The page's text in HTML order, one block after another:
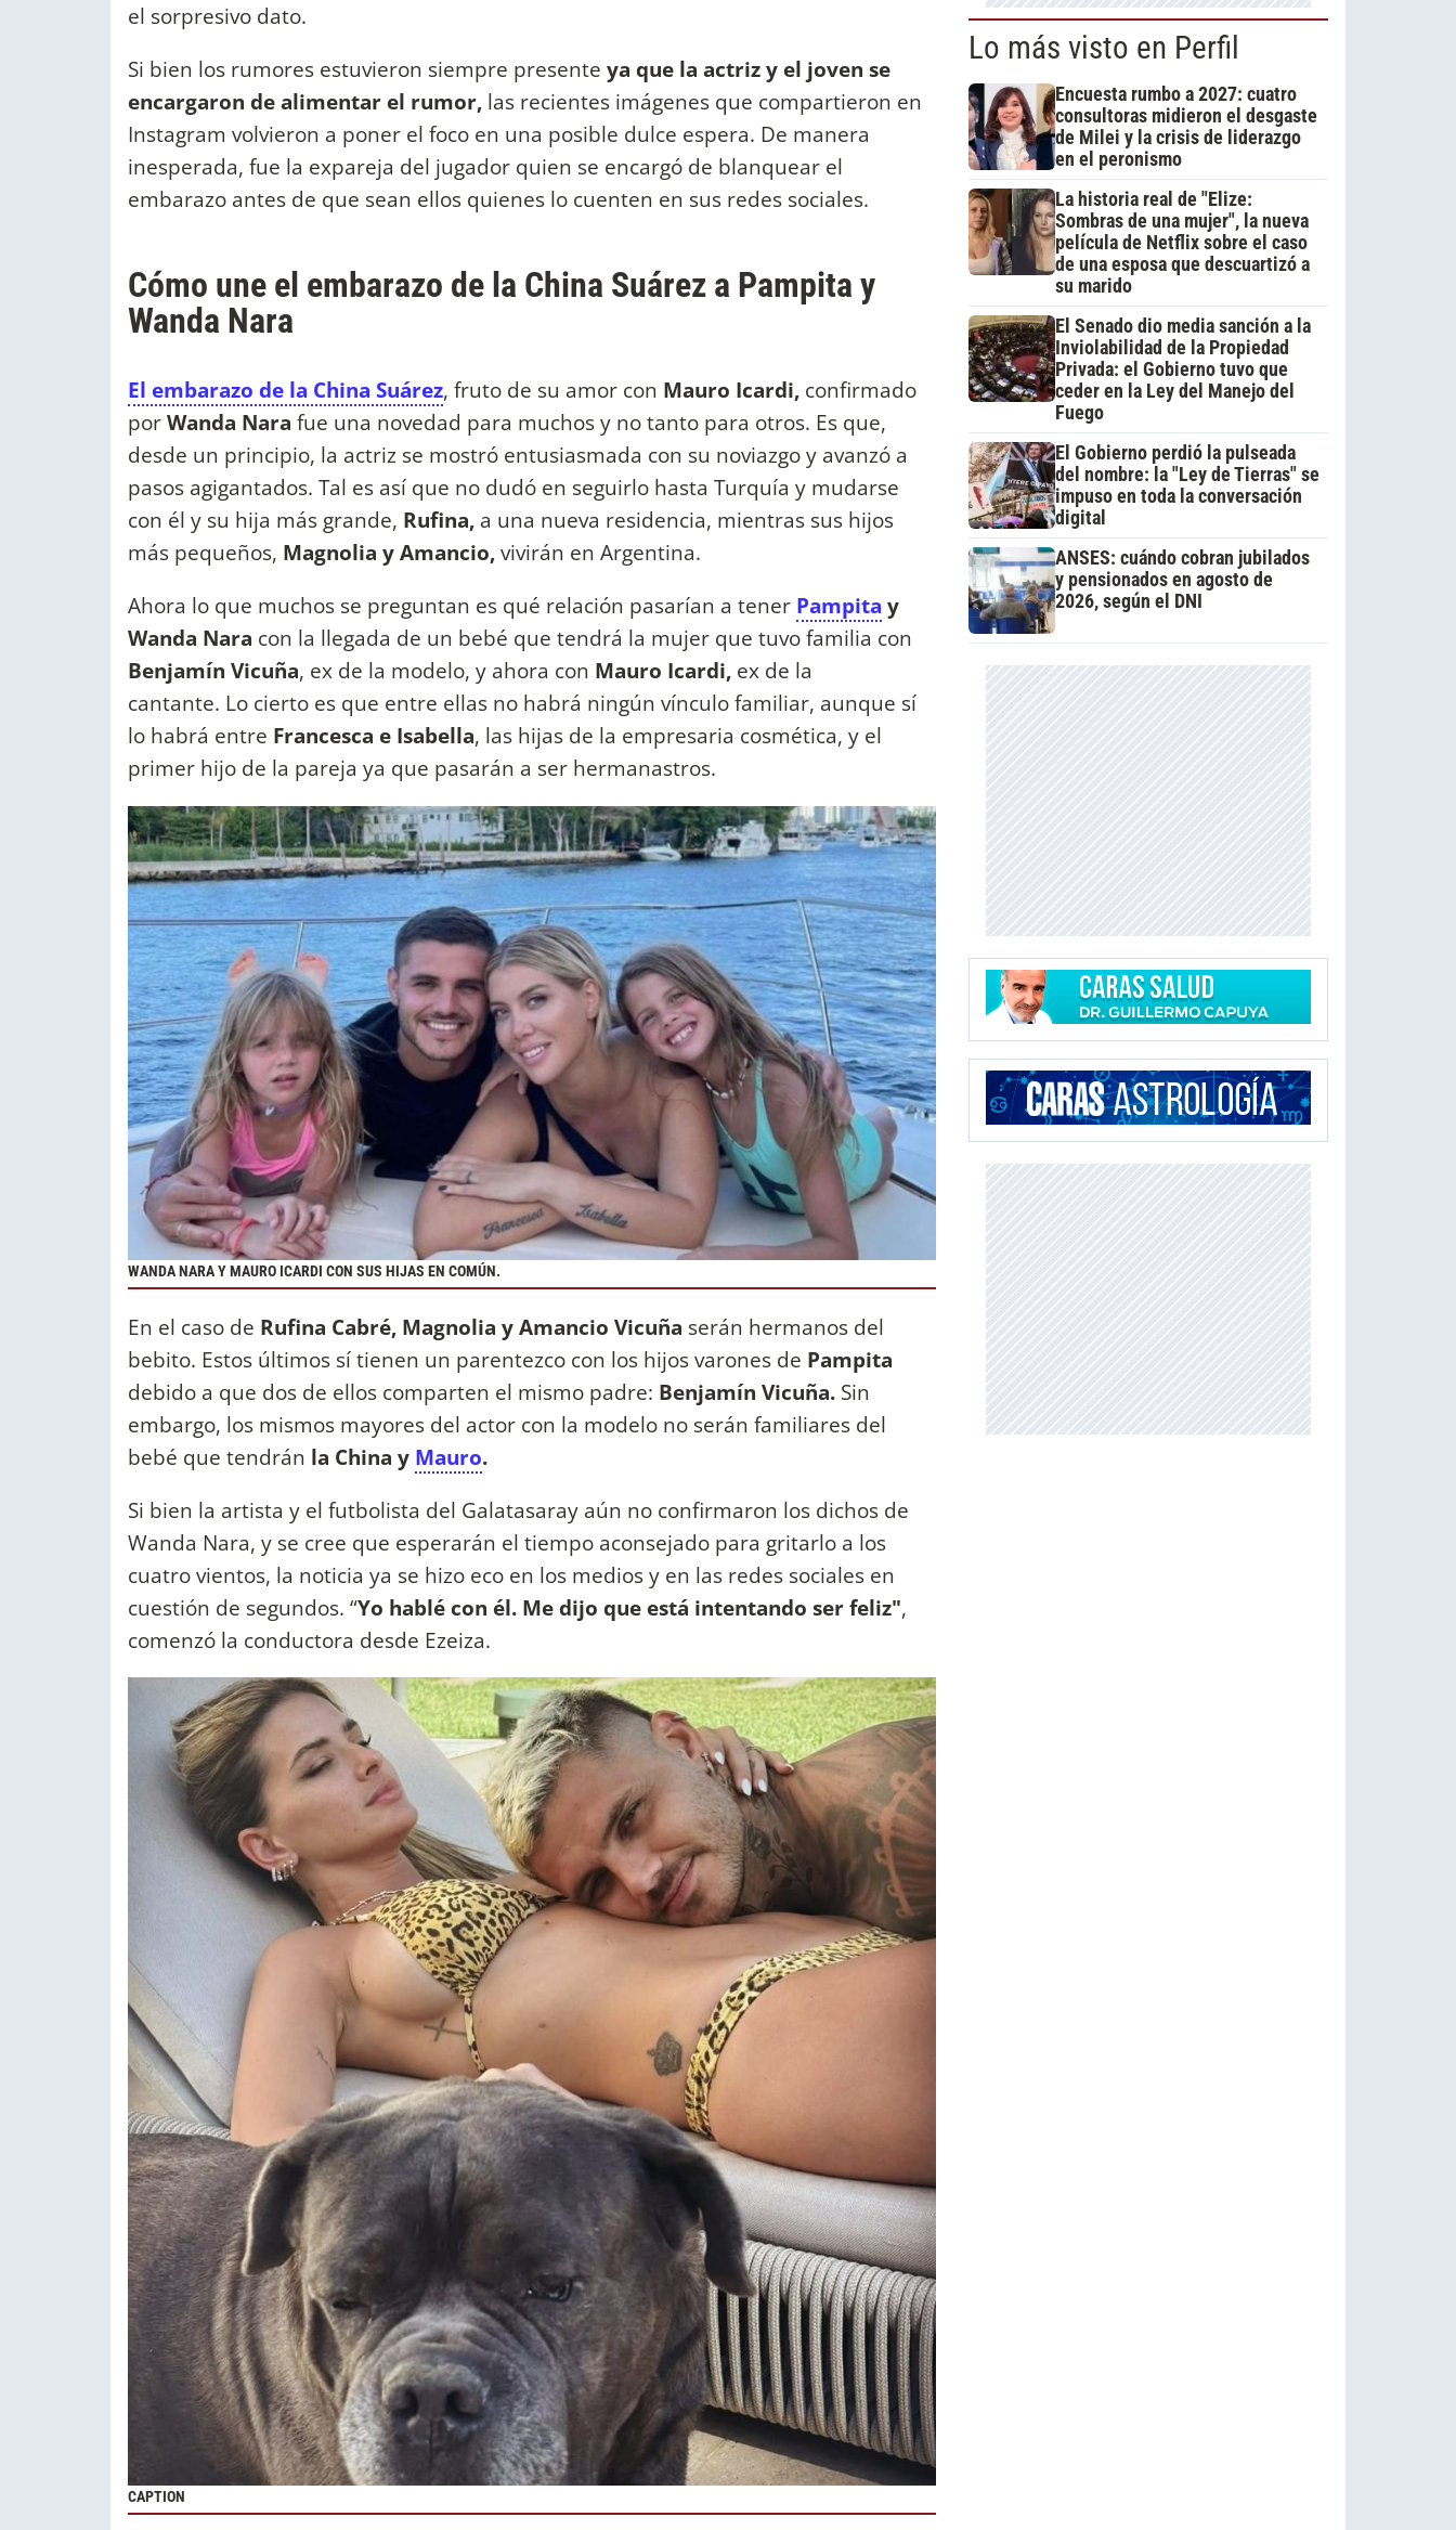
el sorpresivo dato.
Si bien los rumores estuvieron siempre presente ya que la actriz y el joven se
encargaron de alimentar el rumor, las recientes imágenes que compartieron en
Instagram volvieron a poner el foco en una posible dulce espera. De manera
inesperada, fue la expareja del jugador quien se encargó de blanquear el
embarazo antes de que sean ellos quienes lo cuenten en sus redes sociales.
Cómo une el embarazo de la China Suárez a Pampita y
Wanda Nara
El embarazo de la China Suárez, fruto de su amor con Mauro Icardi, confirmado
porWanda Nara fue una novedad para muchos y no tanto para otros. Es que,
desde un principio, la actriz se mostró entusiasmada con su noviazgo y avanzó a
pasos agigantados. Tal es así que no dudó en seguirlo hasta Turquía y mudarse
con él y su hija más grande, Rufina, a una nueva residencia, mientras sus hijos
más pequeños, Magnolia y Amancio,vivirán en Argentina.
Ahora lo que muchos se preguntan es qué relación pasarían a tener Pampita y
Wanda Nara con la llegada de un bebé que tendrá la mujer que tuvo familia con
Benjamín Vicuña, ex de la modelo, y ahora con Mauro Icardi, ex de la
cantante. Lo cierto es que entre ellas no habrá ningún vínculo familiar, aunque sí
lo habrá entre Francesca e Isabella, las hijas de la empresaria cosmética, y el
primer hijo de la pareja ya que pasarán a ser hermanastros.
WANDA NARA Y MAURO ICARDI CON SUS HIJAS EN COMÚN.
En el caso de Rufina Cabré, Magnolia y Amancio Vicuña serán hermanos del
bebito. Estos últimos sí tienen un parentezco con los hijos varones de Pampita
debido a que dos de ellos comparten el mismo padre: Benjamín Vicuña. Sin
embargo, los mismos mayores del actor con la modelo no serán familiares del
bebé que tendrán la China y Mauro.
Si bien la artista y el futbolista del Galatasaray aún no confirmaron los dichos de
Wanda Nara, y se cree que esperarán el tiempo aconsejado para gritarlo a los
cuatro vientos, la noticia ya se hizo eco en los medios y en las redes sociales en
cuestión de segundos. “Yo hablé con él. Me dijo que está intentando ser feliz",
comenzó la conductora desde Ezeiza.
CAPTION
Lo más visto en Perfil
Encuesta rumbo a 2027: cuatro
consultoras midieron el desgaste
de Milei y la crisis de liderazgo
en el peronismo
La historia real de "Elize:
Sombras de una mujer", la nueva
película de Netflix sobre el caso
de una esposa que descuartizó a
su marido
El Senado dio media sanción a la
Inviolabilidad de la Propiedad
Privada: el Gobierno tuvo que
ceder en la Ley del Manejo del
Fuego
El Gobierno perdió la pulseada
del nombre: la "Ley de Tierras" se
impuso en toda la conversación
digital
ANSES: cuándo cobran jubilados
y pensionados en agosto de
2026, según el DNI